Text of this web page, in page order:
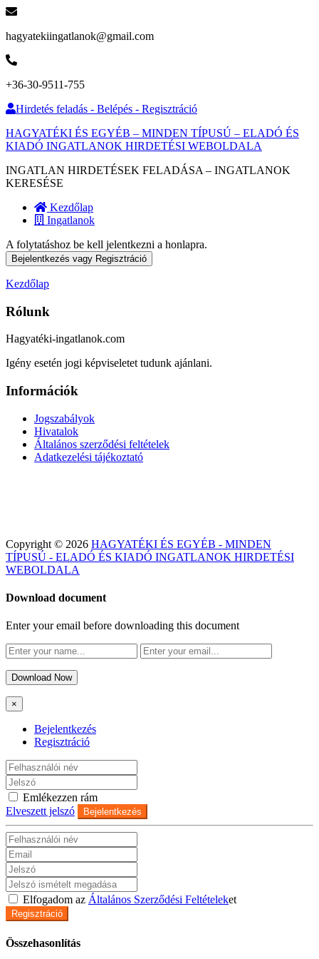
hagyatekiingatlanok@gmail.com
+36-30-9511-755
Hirdetés feladás - Belépés - Regisztráció
HAGYATÉKI ÉS EGYÉB – MINDEN TÍPUSÚ – ELADÓ ÉS
KIADÓ INGATLANOK HIRDETÉSI WEBOLDALA
INGATLAN HIRDETÉSEK FELADÁSA – INGATLANOK
KERESÉSE
Kezdőlap
Ingatlanok
A folytatáshoz be kell jelentkezni a honlapra.
Bejelentkezés vagy Regisztráció
Kezdőlap
Rólunk
Hagyatéki-ingatlanok.com
Igény esetén jogi képviseletet tudunk ajánlani.
Információk
Jogszabályok
Hivatalok
Általános szerződési feltételek
Adatkezelési tájékoztató
Copyright © 2026 HAGYATÉKI ÉS EGYÉB - MINDEN
TÍPUSÚ - ELADÓ ÉS KIADÓ INGATLANOK HIRDETÉSI
WEBOLDALA
Download document
Enter your email before downloading this document
Download Now
×
Bejelentkezés
Regisztráció
Emlékezzen rám
Elveszett jelszó
Bejelentkezés
Elfogadom az Általános Szerződési Feltételeket
Regisztráció
Összehasonlítás